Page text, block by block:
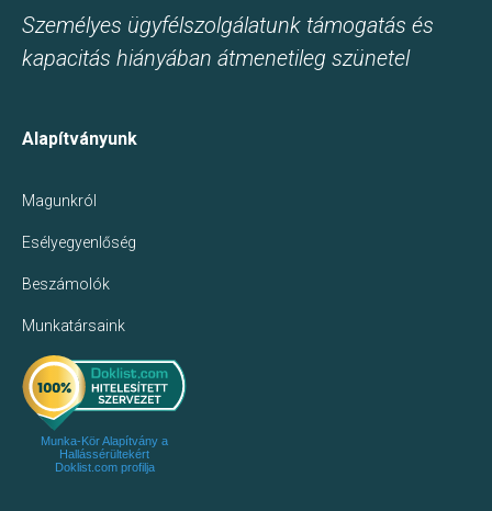
Személyes ügyfélszolgálatunk támogatás és
kapacitás hiányában átmenetileg szünetel
Alapítványunk
Magunkról
Esélyegyenlőség
Beszámolók
Munkatársaink
Munka-Kör Alapítvány a
Hallássérültekért
Doklist.com profilja